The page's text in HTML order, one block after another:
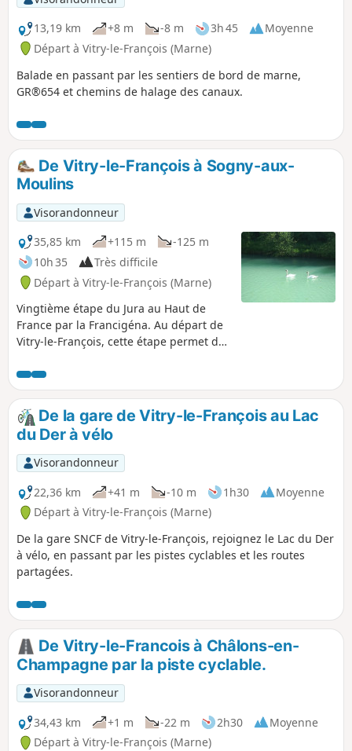
13,19 km
+8 m -8 m 3h 45
Moyenne
Départ à Vitry-le-François (Marne)
Balade en passant par les sentiers de bord de marne,
GR®654 et chemins de halage des canaux.
De Vitry-le-François à Sogny-aux-
Moulins
Visorandonneur
35,85 km
+115 m
-125 m
10h 35
Très difficile
Départ à Vitry-le-François (Marne)
Vingtième étape du Jura au Haut de
France par la Francigéna. Au départ de
Vitry-le-François, cette étape permet de
Majoritairement planté en Chardonnay,
le vignoble des Coteaux de Vitry est
aussi appelé Perthois viticole. Profitez
donc de votre passage pour partager la
passion des vignerons et apprécier
(avec modération) les spécificités du
Champagne produit ici. En arrivant à
Saint-Amand-sur-Fion, classé parmi les
plus beaux villages de France, vous
suivez le cours du Fion avec de
nombreux moulins qui témoignent
d’une activité économique liée à
l’agriculture céréalière. Votre arrivée
passage vers les sols crayeux de la
Champagne. Vous traversez ainsi le
« Pays de la craie », autrefois exploitée
comme matériau de construction, son
usage actuel est désormais également
destiné à l’industrie pharmaceutique.
De la gare de Vitry-le-François au Lac
du Der à vélo
Visorandonneur
22,36 km
+41 m -10 m 1h30
Moyenne
Départ à Vitry-le-François (Marne)
De la gare SNCF de Vitry-le-François, rejoignez le Lac du Der
à vélo, en passant par les pistes cyclables et les routes
partagées.
De Vitry-le-Francois à Châlons-en-
Champagne par la piste cyclable.
Visorandonneur
34,43 km
+1 m -22 m 2h30
Moyenne
Départ à Vitry-le-François (Marne)